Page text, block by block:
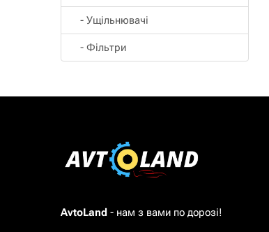
- Ущільнювачі
- Фільтри
AvtoLand - нам з вами по дорозі!